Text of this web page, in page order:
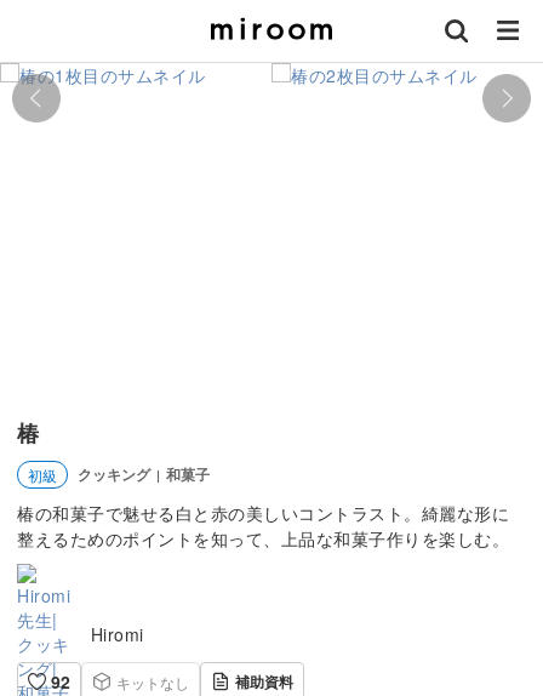
椿
初級 クッキング | 和菓子
椿の和菓子で魅せる白と赤の美しいコントラスト。綺麗な形に
整えるためのポイントを知って、上品な和菓子作りを楽しむ。
Hiromi
92
キットなし 補助資料